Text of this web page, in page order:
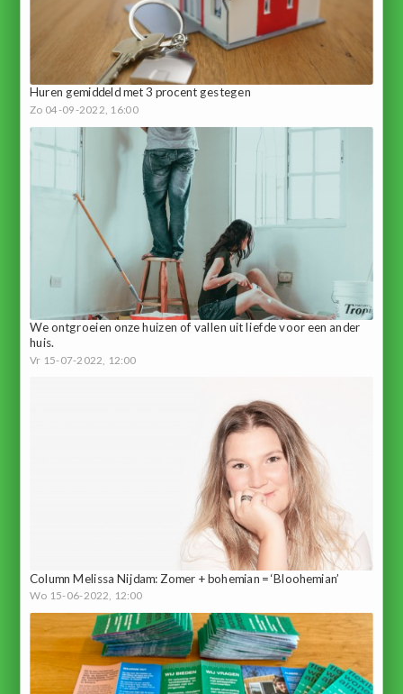
Huren gemiddeld met 3 procent gestegen
Zo 04-09-2022, 16:00
We ontgroeien onze huizen of vallen uit liefde voor een ander
huis.
Vr 15-07-2022, 12:00
Column Melissa Nijdam: Zomer + bohemian = ‘Bloohemian’
Wo 15-06-2022, 12:00